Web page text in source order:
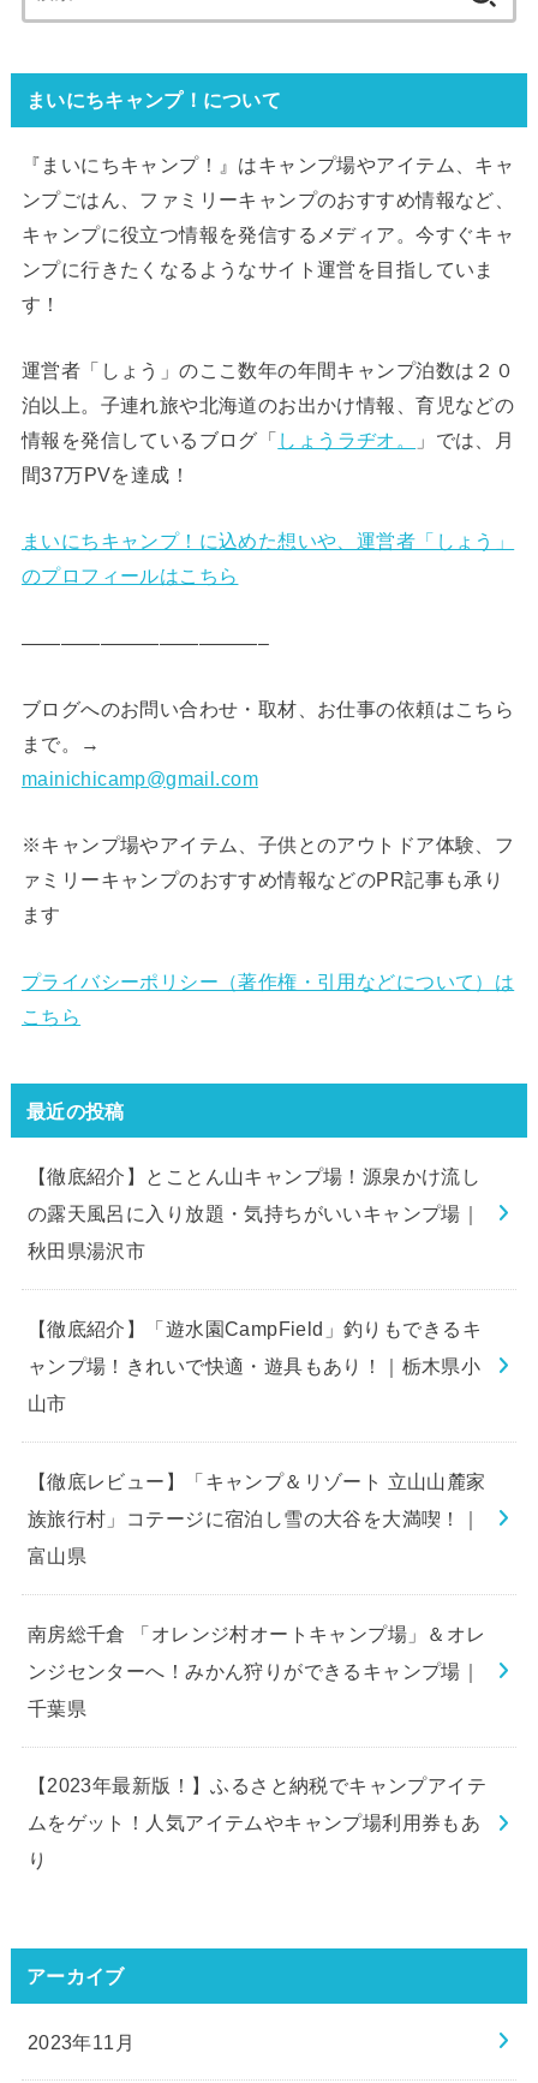
索:
まいにちキャンプ！について
『まいにちキャンプ！』はキャンプ場やアイテム、キャ
ンプごはん、ファミリーキャンプのおすすめ情報など、
キャンプに役立つ情報を発信するメディア。今すぐキャ
ンプに行きたくなるようなサイト運営を目指していま
す！
運営者「しょう」のここ数年の年間キャンプ泊数は２０
泊以上。子連れ旅や北海道のお出かけ情報、育児などの
情報を発信しているブログ「 しょうラヂオ。
」では、月
間37万PVを達成！
まいにちキャンプ！に込めた想いや、運営者「しょう」
のプロフィールはこちら
————————————–
ブログへのお問い合わせ・取材、お仕事の依頼はこちら
まで。→
mainichicamp@gmail.com
※キャンプ場やアイテム、子供とのアウトドア体験、フ
ァミリーキャンプのおすすめ情報などのPR記事も承り
ます
プライバシーポリシー（著作権・引用などについて）は
こちら
最近の投稿
【徹底紹介】とことん山キャンプ場！源泉かけ流し
の露天風呂に入り放題・気持ちがいいキャンプ場｜
秋田県湯沢市
【徹底紹介】「遊水園CampField」釣りもできるキ
ャンプ場！きれいで快適・遊具もあり！｜栃木県小
山市
【徹底レビュー】「キャンプ＆リゾート 立山山麓家
族旅行村」コテージに宿泊し雪の大谷を大満喫！｜
富山県
南房総千倉 「オレンジ村オートキャンプ場」＆オレ
ンジセンターへ！みかん狩りができるキャンプ場｜
千葉県
【2023年最新版！】ふるさと納税でキャンプアイテ
ムをゲット！人気アイテムやキャンプ場利用券もあ
り
アーカイブ
2023年11月